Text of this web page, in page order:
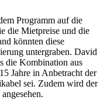
Programm auf die
die Mietpreise und die
könnten diese
untergraben. David
die Kombination aus
Jahre in Anbetracht der
sei. Zudem wird der